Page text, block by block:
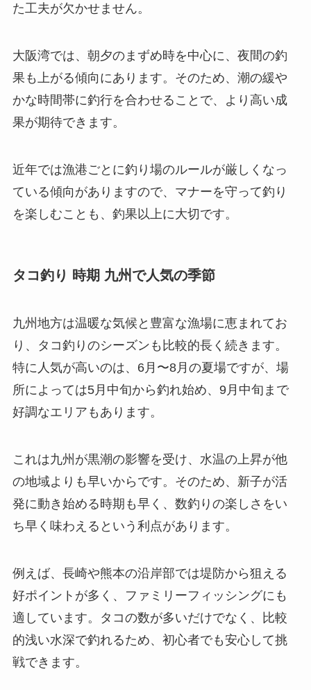
た工夫が欠かせません。
大阪湾では、朝夕のまずめ時を中心に、夜間の釣
果も上がる傾向にあります。そのため、潮の緩や
かな時間帯に釣行を合わせることで、より高い成
果が期待できます。
近年では漁港ごとに釣り場のルールが厳しくなっ
ている傾向がありますので、マナーを守って釣り
を楽しむことも、釣果以上に大切です。
タコ釣り 時期 九州で人気の季節
九州地方は温暖な気候と豊富な漁場に恵まれてお
り、タコ釣りのシーズンも比較的長く続きます。
特に人気が高いのは、6月〜8月の夏場ですが、場
所によっては5月中旬から釣れ始め、9月中旬まで
好調なエリアもあります。
これは九州が黒潮の影響を受け、水温の上昇が他
の地域よりも早いからです。そのため、新子が活
発に動き始める時期も早く、数釣りの楽しさをい
ち早く味わえるという利点があります。
例えば、長崎や熊本の沿岸部では堤防から狙える
好ポイントが多く、ファミリーフィッシングにも
適しています。タコの数が多いだけでなく、比較
的浅い水深で釣れるため、初心者でも安心して挑
戦できます。